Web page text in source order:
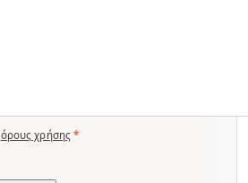
όρους χρήσης *